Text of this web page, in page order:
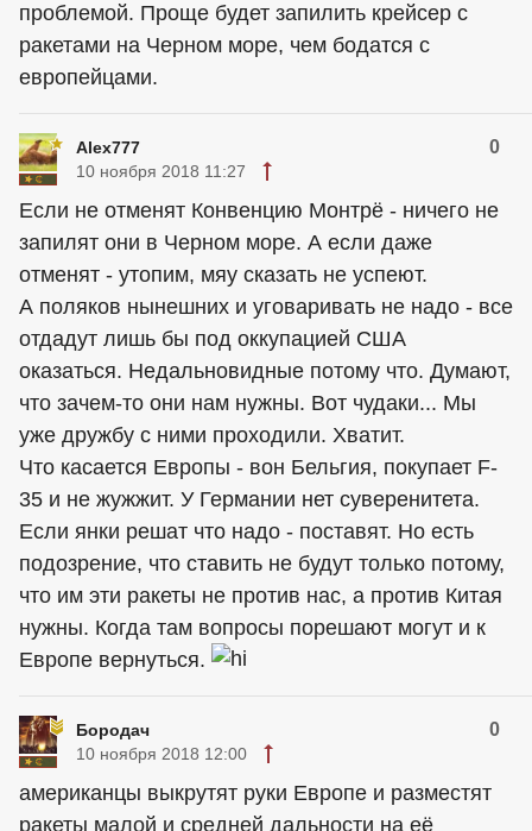
проблемой. Проще будет запилить крейсер с
ракетами на Черном море, чем бодатся с
европейцами.
Alex777 0
10 ноября 2018 11:27
Если не отменят Конвенцию Монтрё - ничего не
запилят они в Черном море. А если даже
отменят - утопим, мяу сказать не успеют.
А поляков нынешних и уговаривать не надо - все
отдадут лишь бы под оккупацией США
оказаться. Недальновидные потому что. Думают,
что зачем-то они нам нужны. Вот чудаки... Мы
уже дружбу с ними проходили. Хватит.
Что касается Европы - вон Бельгия, покупает F-
35 и не жужжит. У Германии нет суверенитета.
Если янки решат что надо - поставят. Но есть
подозрение, что ставить не будут только потому,
что им эти ракеты не против нас, а против Китая
нужны. Когда там вопросы порешают могут и к
Европе вернуться.
Бородач 0
10 ноября 2018 12:00
американцы выкрутят руки Европе и разместят
ракеты малой и средней дальности на её